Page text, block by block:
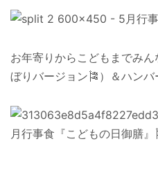
お年寄りからこどもまでみ
ぼりバージョン🎏）＆ハン